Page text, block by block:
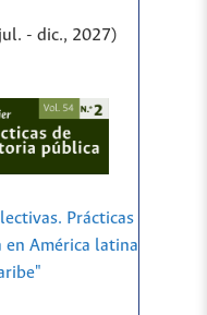
- dic., 2027)
Prácticas
América latina